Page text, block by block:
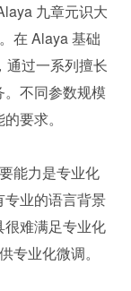
九章元识大
在 Alaya 基础
通过一系列擅长
不同参数规模
要求。
能力是专业化
业的语言背景
难满足专业化
专业化微调。